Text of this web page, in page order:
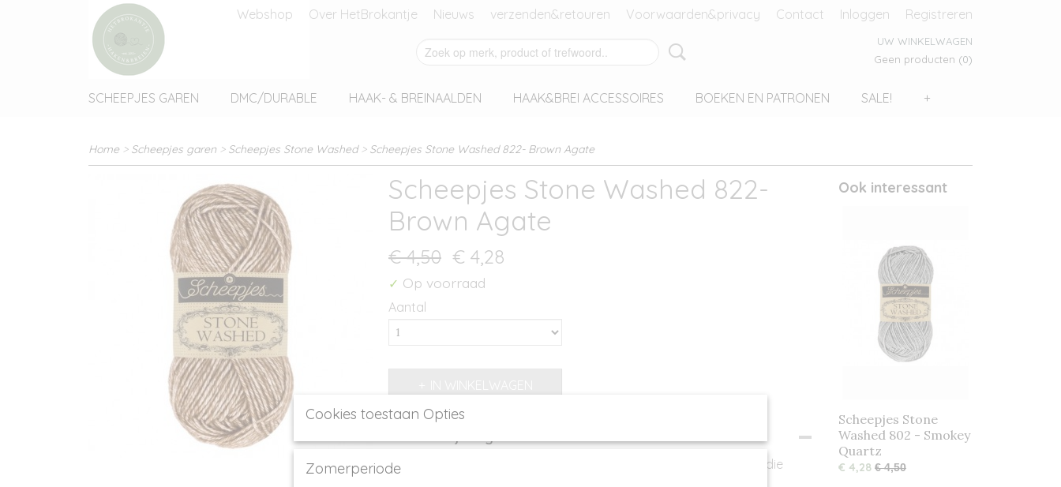
Webshop Over HetBrokantje Nieuws verzenden&retouren Voorwaarden&privacy Contact Inloggen Registreren
UW WINKELWAGEN
Geen producten (0)
SCHEEPJES GAREN DMC/DURABLE HAAK- & BREINAALDEN HAAK&BREI ACCESSOIRES BOEKEN EN PATRONEN SALE! +
Home > Scheepjes garen > Scheepjes Stone Washed> Scheepjes Stone Washed 822- Brown Agate
Scheepjes Stone Washed 822-
Brown Agate
€ 4,50 € 4,28
✓ Op voorraad
Aantal
Scheepjes Stone Washed is een hoogwaardige katoen-acrylmix, die
Ook interessant
Scheepjes Stone
Washed 802 - Smokey
Quartz
€ 4,28 € 4,50
Cookies toestaan Opties
Zomerperiode